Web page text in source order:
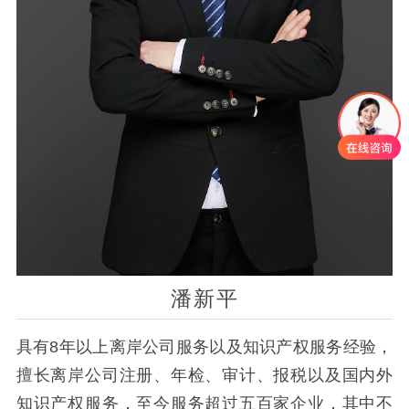
潘新平
具有8年以上离岸公司服务以及知识产权服务经验，
擅长离岸公司注册、年检、审计、报税以及国内外
知识产权服务，至今服务超过五百家企业，其中不